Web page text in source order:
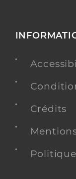
Crédits